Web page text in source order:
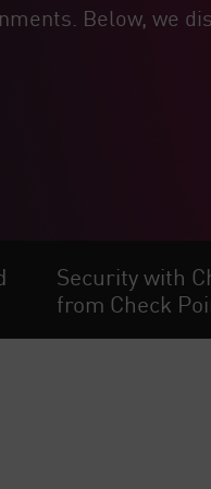
Below, we
Security with
from Check